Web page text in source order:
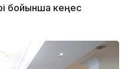
бойынша кеңес